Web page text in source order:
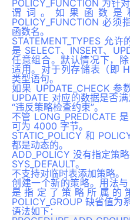
POLICY_FUNCTION 为针
谓词。如果函数是
POLICY_FUNCTION 必
函数名。
STATEMENT_TYPES 允
是 SELECT、INSERT、
任意组合。默认情况下，
适用。对于列存储表（即
类型语句。
如果 UPDATE_CHECK 参
UPDATE 对应的数据是否
“违反策略检查约束”。
不管 LONG_PREDICATE
可为 4000 字节。
STATIC_POLICY 和
都是动态的。
ADD_POLICY 没有指定策
SYS_DEFAULT。
不支持对临时表添加策略。
创建一个新的策略。用法
是指定了策略所属的策
POLICY_GROUP 缺省值为
语法如下：